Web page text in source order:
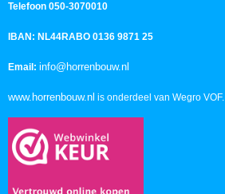
Telefoon 050-3070010
IBAN: NL44RABO 0136 9871 25
Email: info@horrenbouw.nl
www.horrenbouw.nl is onderdeel van Wegro VOF.